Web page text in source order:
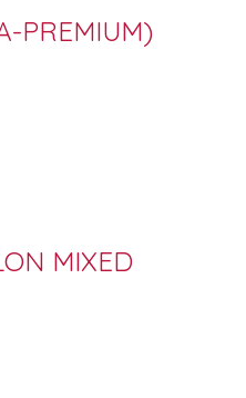
PREMIUM)
MIXED